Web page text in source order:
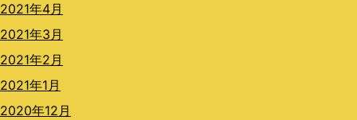
2021年4月
2021年3月
2021年2月
2021年1月
2020年12月